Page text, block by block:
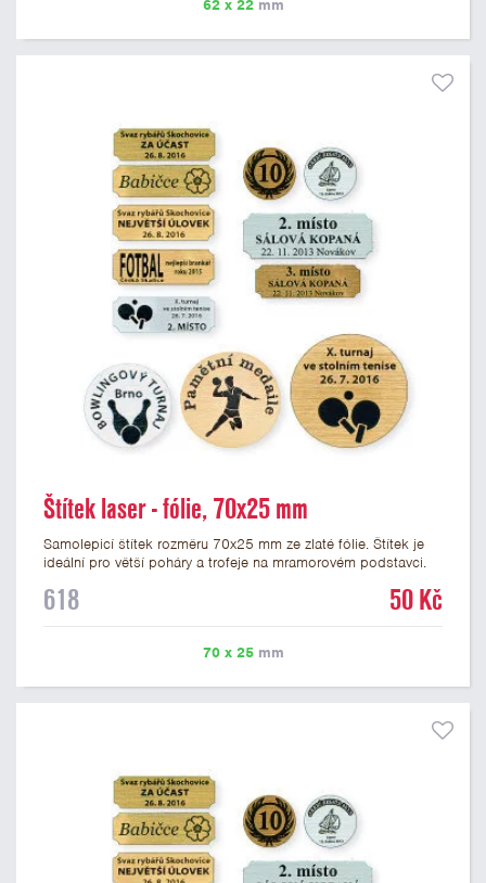
prvním kroku objednávky.62 x 22mm
Štítek laser - fólie, 70x25 mm
Samolepicí štítek rozměru 70x25 mm ze zlaté fólie. Štítek je
ideální pro větší poháry a trofeje na mramorovém podstavci.
textu doporučujeme maximálně 3 řádky, aby byla zachována
prvním kroku objednávky.
618 50 Kč
70 x 25mm